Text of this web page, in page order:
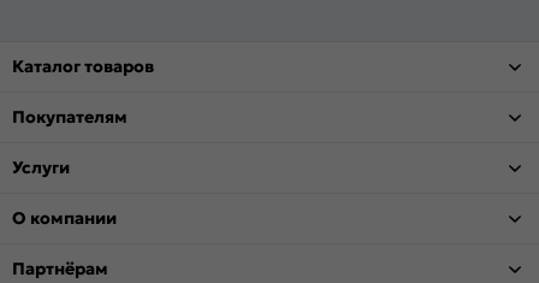
Каталог товаров
Покупателям
Услуги
О компании
Партнёрам